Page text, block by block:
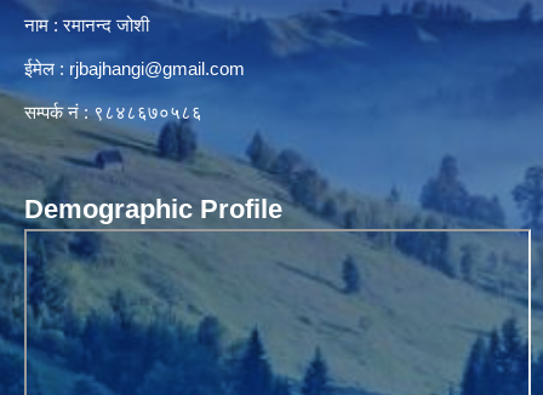
नाम : रमानन्द जोशी
ईमेल : rjbajhangi@gmail.com
सम्पर्क नं : ९८४८६७०५८६
Demographic Profile